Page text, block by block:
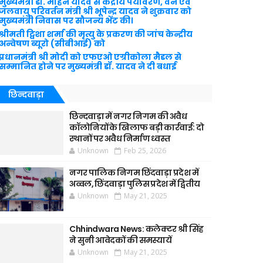
परिवर्तन मंत्री श्री भूपेन्द्र यादव ने शुक्रवार को
निवास पर सौजन्य भेंट की।
ट्विशा शर्मा की मृत्यु के प्रकरण की जांच केन्द्रीय
ब्यूरो (सीबीआई) को
श्री मोदी को एफएओ एग्रीकोला मैडल से
होने पर मुख्यमंत्री डॉ. यादव ने दी बधाई
छिन्दवाड़ा
छिन्दवाड़ा में नगर निगम की अवैध
कॉलोनियों के खिलाफ बड़ी कार्रवाई: दो
स्थानों पर अवैध निर्माण ध्वस्त
Unknown Feb 25, 2026
नगर पालिक निगम छिंदवाड़ा प्रदेश में
अव्वल, छिंदवाड़ा पुलिस प्रदेश में द्वितीय
Unknown May 21, 2025
Chhindwara News: कलेक्टर श्री सिंह
ने सुनी आवेदकों की समस्यायें
Unknown May 21, 2025